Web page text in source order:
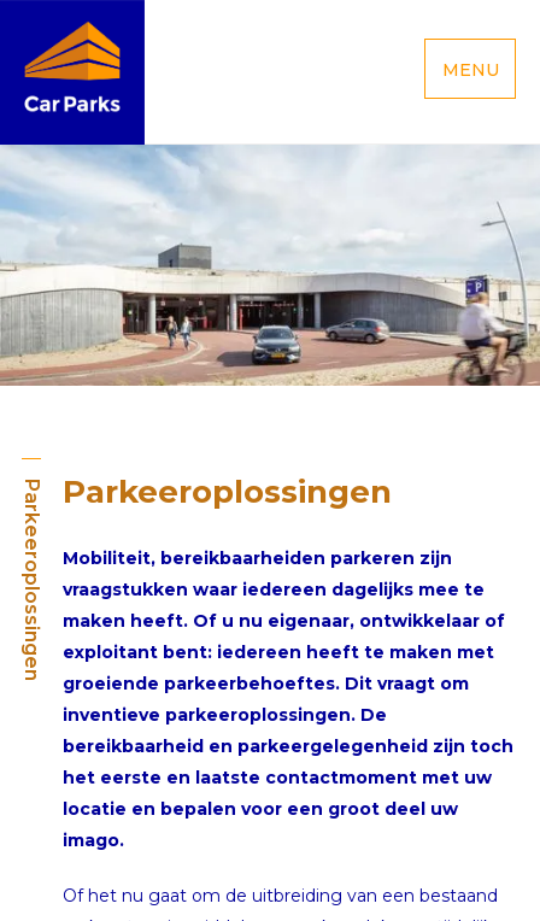
MENU
Parkeeroplossingen Parkeeroplossingen
Mobiliteit, bereikbaarheiden parkeren zijn
vraagstukken waar iedereen dagelijks mee te
maken heeft. Of u nu eigenaar, ontwikkelaar of
exploitant bent: iedereen heeft te maken met
groeiende parkeerbehoeftes. Dit vraagt om
inventieve parkeeroplossingen. De
bereikbaarheid en parkeergelegenheid zijn toch
het eerste en laatste contactmoment met uw
locatie en bepalen voor een groot deel uw
imago.
Of het nu gaat om de uitbreiding van een bestaand